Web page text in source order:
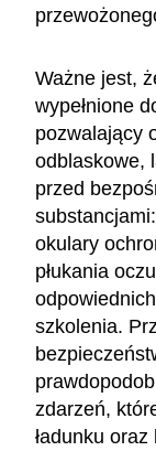
Ważne jest,
wypełnione
pozwalający
odblaskowe,
przed
okulary
płukania
szkolenia.
zdarzeń,
ładunku